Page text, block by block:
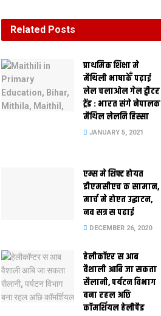
Related Posts
प्राथमिक शि‍क्षा मे
मैथि‍ली भाषाकेँ पढ़ाई
लेल चलाओल गेल ट्वीटर
ट्रेंड : भारत संगे नेपालक
मैथिल लेलनि हिस्सा
JANUARY 5, 2021
एम्स मे शिफ्ट होयत
डीएमसीएच क सामान,
मार्च मे होएत उद्घाटन,
नव सत्र स पढाई
DECEMBER 26, 2020
हेलीकॉप्टर स आब
वैशाली आबि जा सकता
सैलानी, पर्यटन विभाग
बना रहल अछि
कॉमर्शियल हेलीपैड